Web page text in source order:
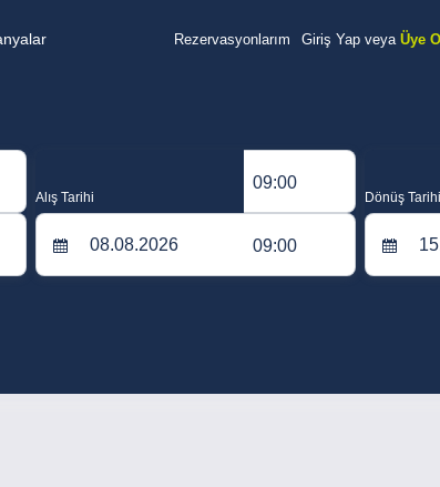
Rezervasyonlarım Giriş Yap veya Üye Ol
Alış Tarihi
09:00
09:00
Dönüş Tarihi